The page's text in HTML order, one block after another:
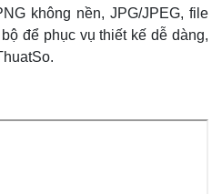
không nền, JPG/JPEG, file
để phục vụ thiết kế dễ dàng,